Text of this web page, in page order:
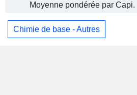
Moyenne pondérée par Capi.
Chimie de base - Autres